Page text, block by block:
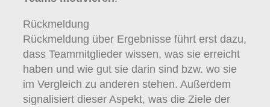
Rückmeldung
Rückmeldung über Ergebnisse führt erst dazu,
dass Teammitglieder wissen, was sie erreicht
haben und wie gut sie darin sind bzw. wo sie
im Vergleich zu anderen stehen. Außerdem
signalisiert dieser Aspekt, was die Ziele der